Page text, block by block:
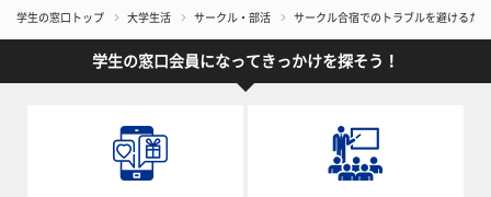
学生の窓口トップ 大学生活 サークル・部活 サークル合宿でのトラブルを避けるた
学生の窓口会員になってきっかけを探そう！